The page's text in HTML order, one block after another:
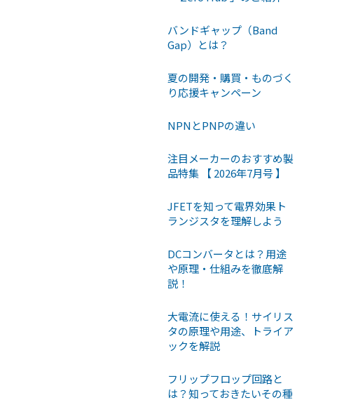
バンドギャップ（Band
Gap）とは？
夏の開発・購買・ものづく
り応援キャンペーン
NPNとPNPの違い
注目メーカーのおすすめ製
品特集 【 2026年7月号 】
JFETを知って電界効果ト
ランジスタを理解しよう
DCコンバータとは？用途
や原理・仕組みを徹底解
説！
大電流に使える！サイリス
タの原理や用途、トライア
ックを解説
フリップフロップ回路と
は？知っておきたいその種